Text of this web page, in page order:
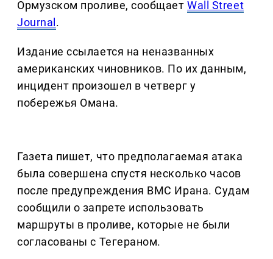
Ормузском проливе, сообщаетWall Street
Journal .
Издание ссылается на неназванных
американских чиновников. По их данным,
инцидент произошел в четверг у
побережья Омана.
Газета пишет, что предполагаемая атака
была совершена спустя несколько часов
после предупреждения ВМС Ирана. Судам
сообщили о запрете использовать
маршруты в проливе, которые не были
согласованы с Тегераном.